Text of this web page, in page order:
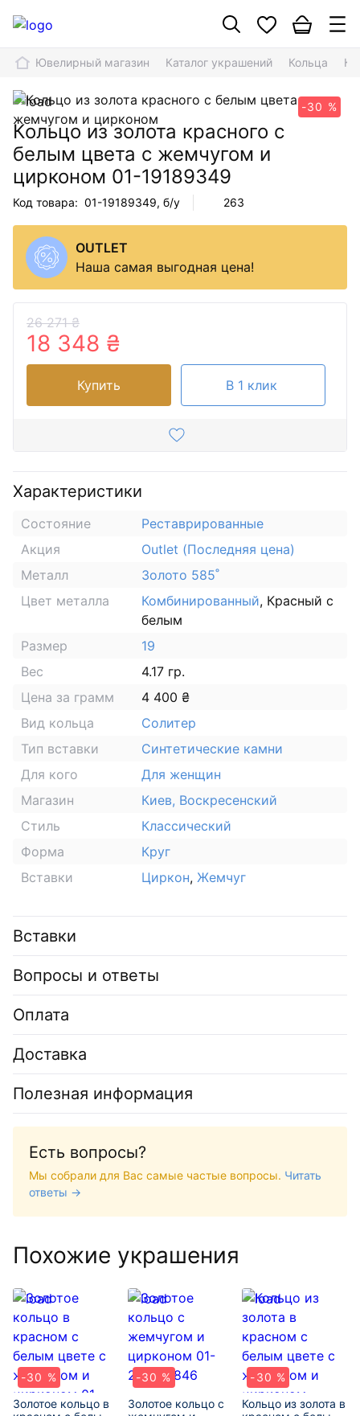
Ювелирный магазин Каталог украшений Кольца
-30 %
Кольцо из золота красного с
белым цвета с жемчугом и
цирконом 01-19189349
Код товара: 01-19189349, б/у 263
OUTLET
Наша самая выгодная цена!
26 271 ₴
18 348 ₴
Купить В 1 клик
Характеристики
Состояние
Реставрированные
Акция
Outlet (Последняя цена)
Металл
Золото 585˚
Цвет металла
Комбинированный, Красный с
белым
Размер
19
Вес
4.17 гр.
Цена за грамм
4 400 ₴
Вид кольца
Солитер
Тип вставки
Синтетические камни
Для кого
Для женщин
Магазин
Киев, Воскресенский
Стиль
Классический
Форма
Круг
Вставки
Циркон, Жемчуг
Вставки
Вопросы и ответы
Оплата
Доставка
Полезная информация
Есть вопросы?
Мы собрали для Вас самые частые вопросы. Читать
ответы →
Похожие украшения
-30 %
Золотое кольцо в
-30 %
Золотое кольцо с
-30 %
Кольцо из золота в